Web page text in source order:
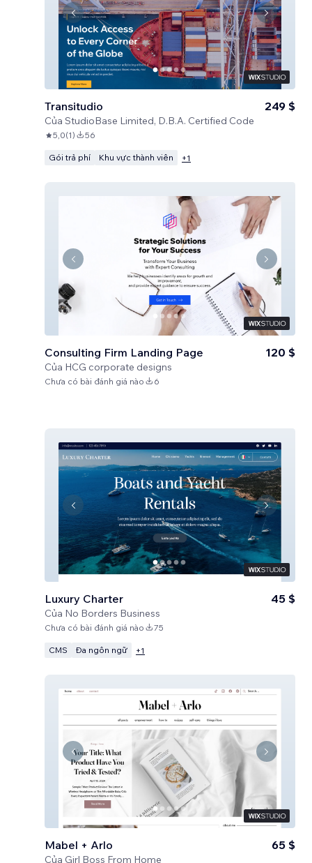
Transitudio
Của StudioBase Limited, D.B.A. Certified Code
249 $
5,0(1) 56
Gói trả phí Khu vực thành viên +1
Consulting Firm Landing Page
Của HCG corporate designs
120 $
Chưa có bài đánh giá nào 6
Luxury Charter
Của No Borders Business
45 $
Chưa có bài đánh giá nào 75
CMS Đa ngôn ngữ +1
Mabel + Arlo
Của Girl Boss From Home
65 $